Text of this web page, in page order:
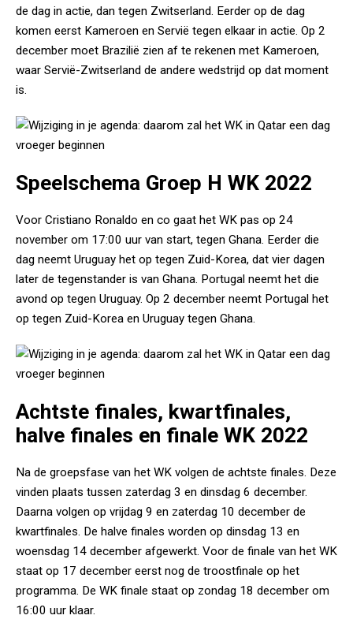
de dag in actie, dan tegen Zwitserland. Eerder op de dag
komen eerst Kameroen en Servië tegen elkaar in actie. Op 2
december moet Brazilië zien af te rekenen met Kameroen,
waar Servië-Zwitserland de andere wedstrijd op dat moment
is.
Speelschema Groep H WK 2022
Voor Cristiano Ronaldo en co gaat het WK pas op 24
november om 17:00 uur van start, tegen Ghana. Eerder die
dag neemt Uruguay het op tegen Zuid-Korea, dat vier dagen
later de tegenstander is van Ghana. Portugal neemt het die
avond op tegen Uruguay. Op 2 december neemt Portugal het
op tegen Zuid-Korea en Uruguay tegen Ghana.
Achtste finales, kwartfinales,
halve finales en finale WK 2022
Na de groepsfase van het WK volgen de achtste finales. Deze
vinden plaats tussen zaterdag 3 en dinsdag 6 december.
Daarna volgen op vrijdag 9 en zaterdag 10 december de
kwartfinales. De halve finales worden op dinsdag 13 en
woensdag 14 december afgewerkt. Voor de finale van het WK
staat op 17 december eerst nog de troostfinale op het
programma. De WK finale staat op zondag 18 december om
16:00 uur klaar.